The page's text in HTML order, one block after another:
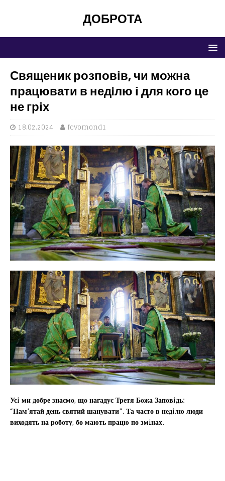
ДОБРОТА
Священик розповів, чи можна
працювати в недiлю і для кого це
не гріх
18.02.2024 fcvomond1
Усi ми добре знаємо, що нагадує Третя Божа Заповiдь:
“Пам’ятай день святий шанувати”. Та часто в недiлю люди
виходять на роботу, бо мають працю по змiнах.